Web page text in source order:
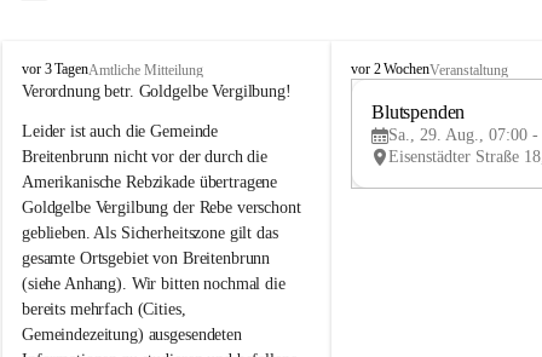
B
r
i
t
e
n
b
r
u
n
n
a
vor 3 TagenAmtliche Mitteilung
Verordnung betr. Goldgelbe Vergilbung!
Leider ist auch die Gemeinde
Breitenbrunn nicht vor der durch die
Amerikanische Rebzikade übertragene
Goldgelbe Vergilbung der Rebe verschont
geblieben. Als Sicherheitszone gilt das
gesamte Ortsgebiet von Breitenbrunn
(siehe Anhang). Wir bitten nochmal die
bereits mehrfach (Cities,
Gemeindezeitung) ausgesendeten
B
e
vor 2 WochenVeranstaltung
Blutspenden
Sa., 29. Aug., 07:00 -